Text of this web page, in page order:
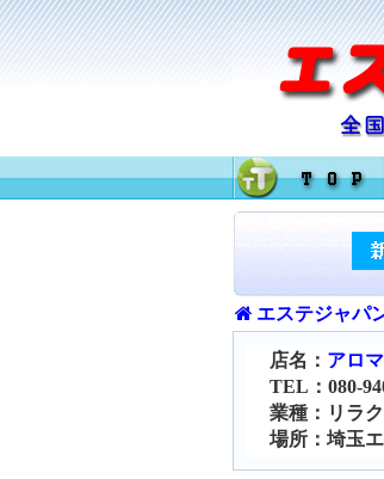
エステジャパ
店名： アロ
TEL：080-
業種：リラ
場所：埼玉